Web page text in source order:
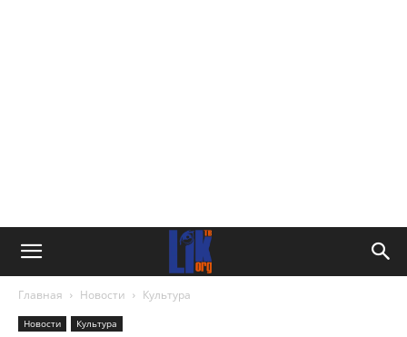
Главная Новости Культура
Новости Культура